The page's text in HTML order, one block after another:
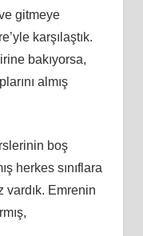
gitmeye
karşılaştık.
bakıyorsa,
almış
boş
herkes sınıflara
Emrenin